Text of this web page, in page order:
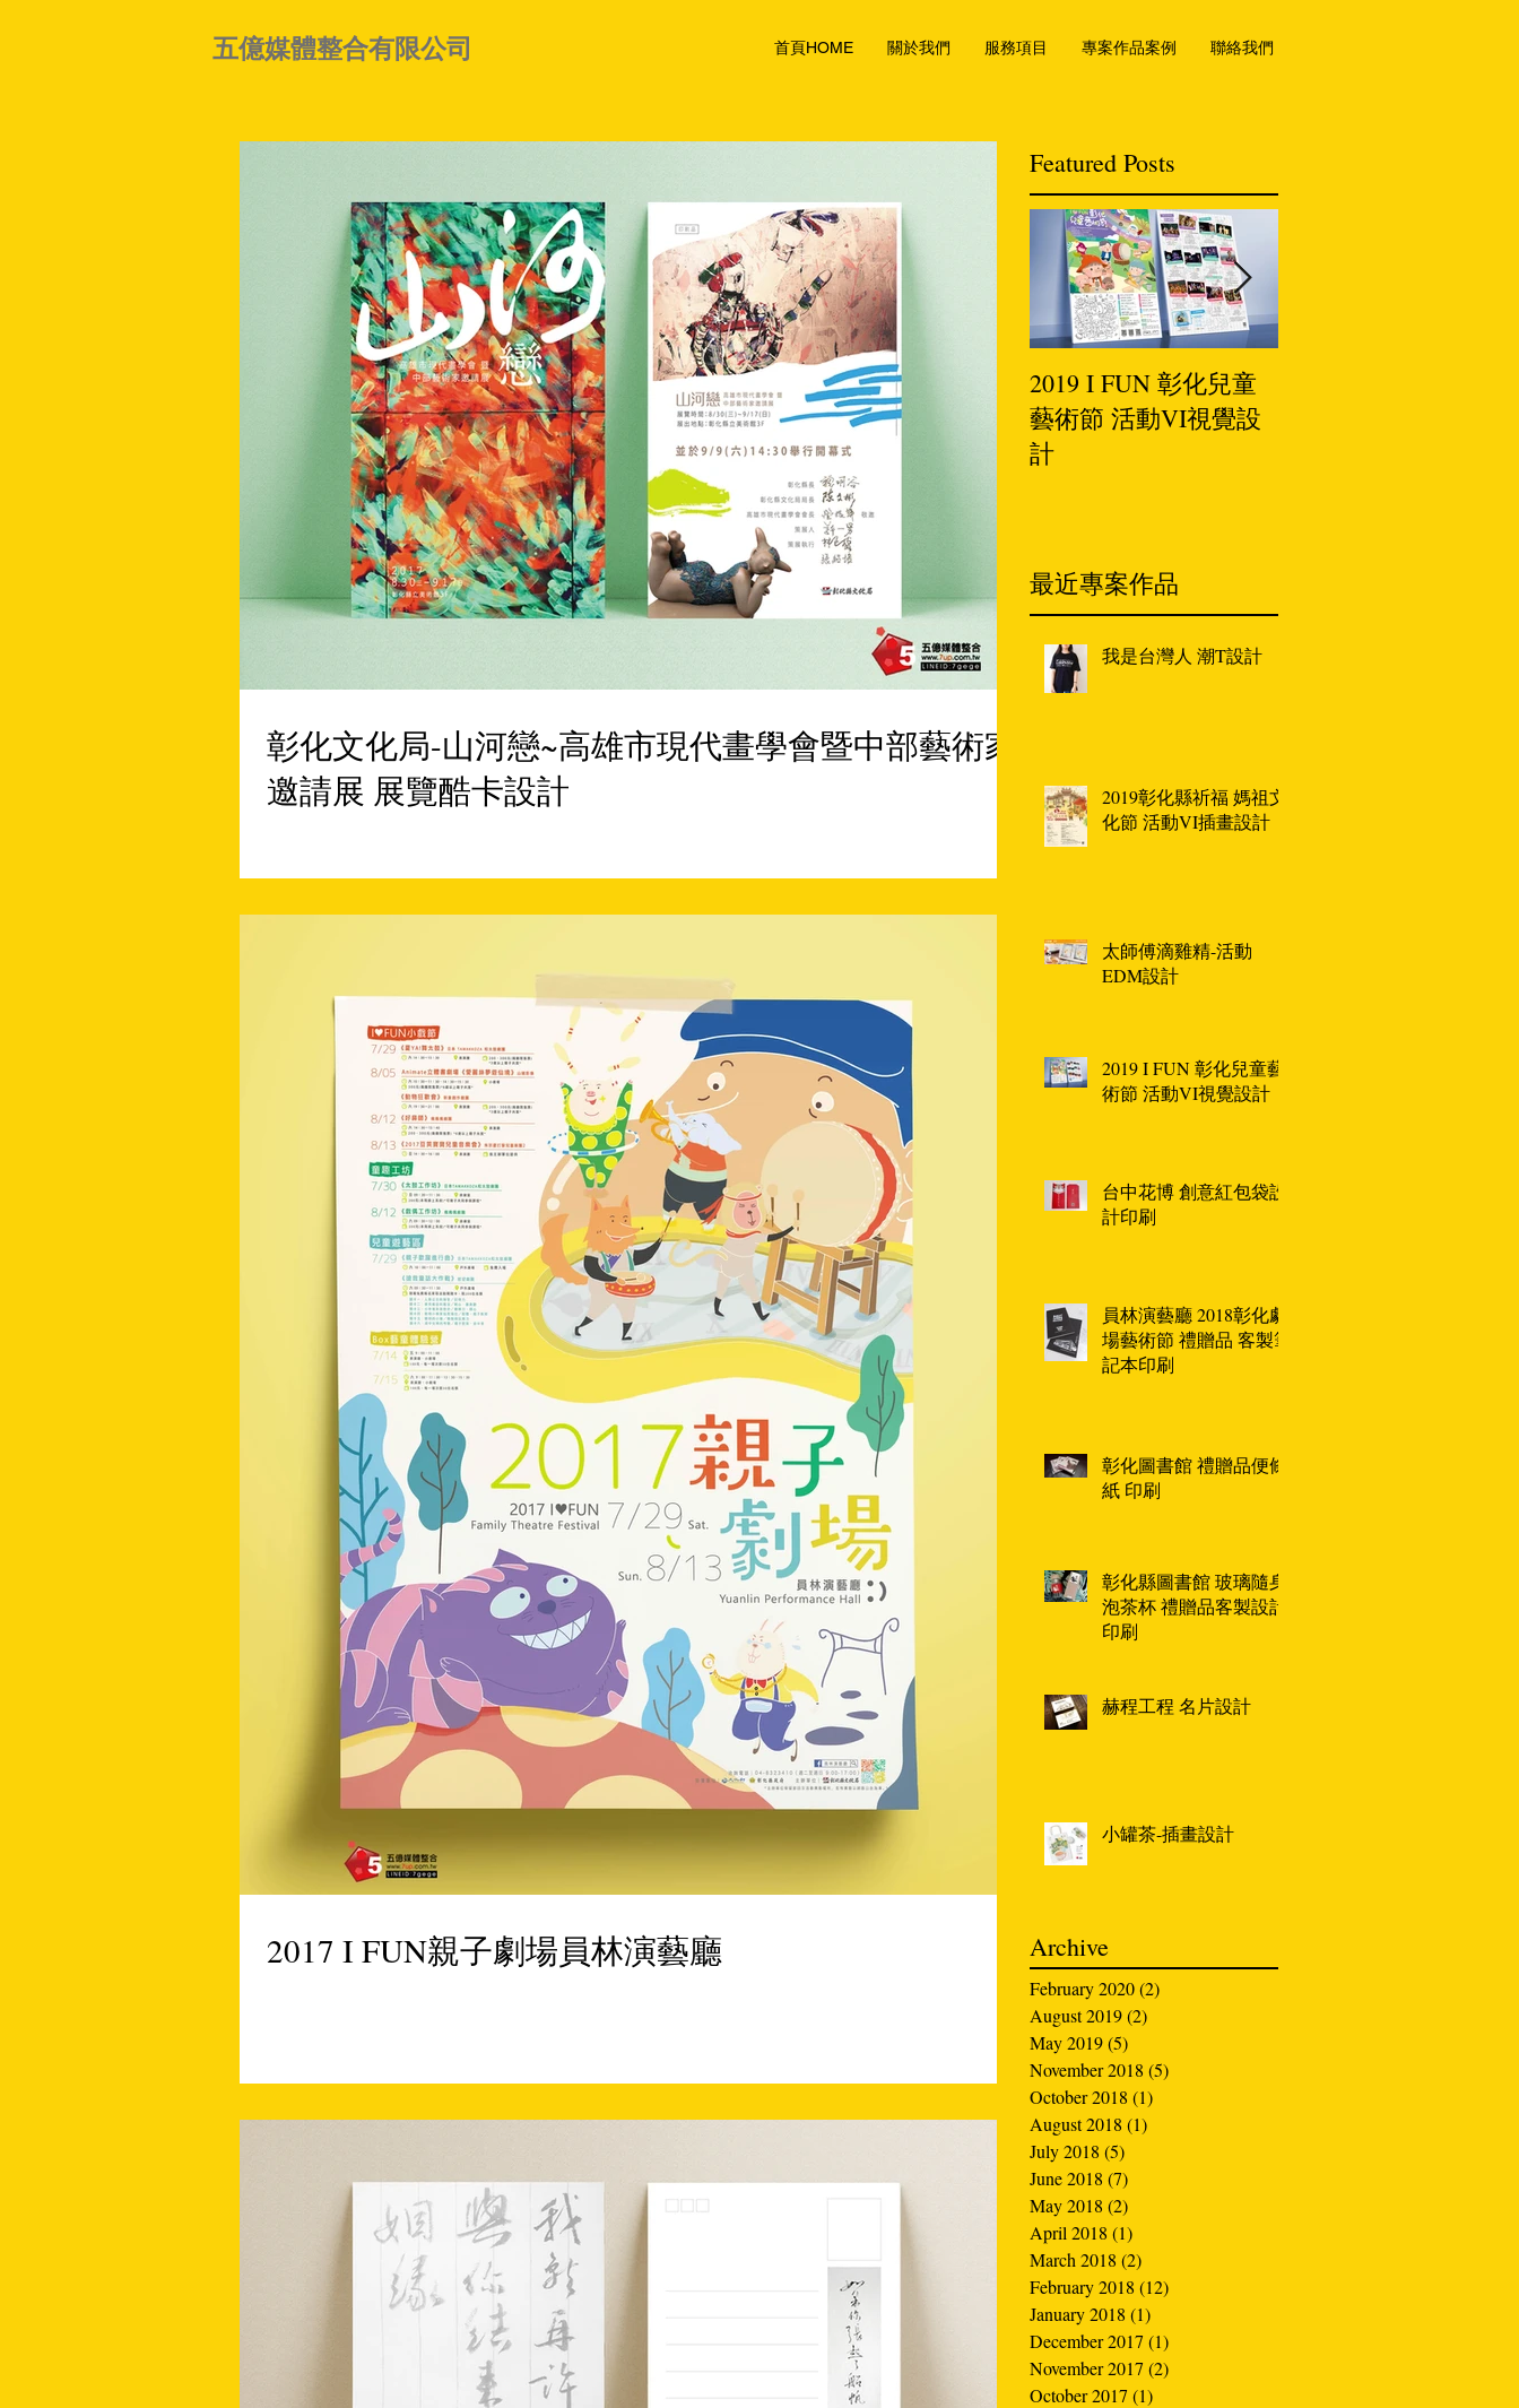
五億媒體整合有限公司 首頁HOME 關於我們 服務項目 專案作品案例 聯絡我們
彰化文化局-山河戀~高雄市現代畫學會暨中部藝術家
邀請展 展覽酷卡設計
2017 I FUN親子劇場員林演藝廳
Featured Posts
2019 I FUN 彰化兒童
藝術節 活動VI視覺設
計
最近專案作品
我是台灣人 潮T設計
2019彰化縣祈福 媽祖文
化節 活動VI插畫設計
太師傅滴雞精-活動
EDM設計
2019 I FUN 彰化兒童藝
術節 活動VI視覺設計
台中花博 創意紅包袋設
計印刷
員林演藝廳 2018彰化劇
場藝術節 禮贈品 客製筆
記本印刷
彰化圖書館 禮贈品便條
紙 印刷
彰化縣圖書館 玻璃隨身
泡茶杯 禮贈品客製設計
印刷
赫程工程 名片設計
小罐茶-插畫設計
Archive
February 2020(2)
August 2019(2)
May 2019(5)
November 2018 (5)
October 2018 (1)
August 2018 (1)
July 2018 (5)
June 2018 (7)
May 2018 (2)
April 2018 (1)
March 2018 (2)
February 2018 (12)
January 2018 (1)
December 2017 (1)
November 2017 (2)
October 2017 (1)